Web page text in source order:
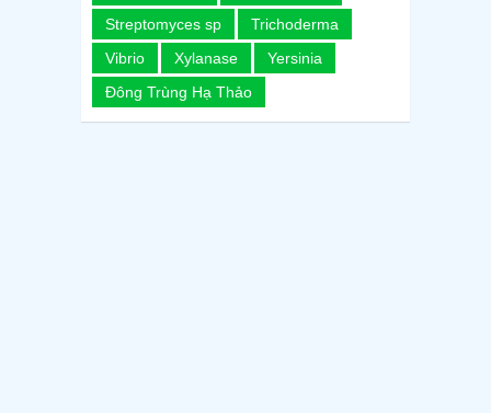
Streptomyces sp
Trichoderma
Vibrio
Xylanase
Yersinia
Đông Trùng Hạ Thảo